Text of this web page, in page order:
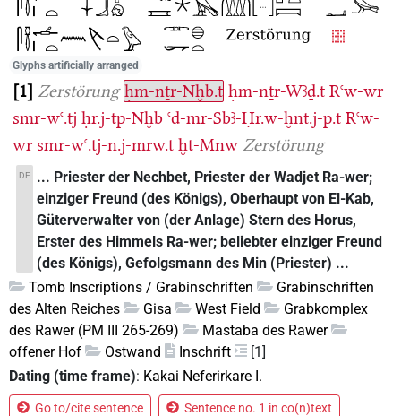
Glyphs artificially arranged
1 Zerstörung ḥm-nṯr-Nḫb.t ḥm-nṯr-Wꜣḏ.t Rꜥw-wr
smr-wꜥ.tj ḥr.j-tp-Nḫb ꜥḏ-mr-Sbꜣ-Ḥr.w-ḫnt.j-p.t Rꜥw-
wr smr-wꜥ.tj-n.j-mrw.t ḫt-Mnw Zerstörung
DE
... Priester der Nechbet, Priester der Wadjet Ra-wer;
einziger Freund (des Königs), Oberhaupt von El-Kab,
Güterverwalter von (der Anlage) Stern des Horus,
Erster des Himmels Ra-wer; beliebter einziger Freund
(des Königs), Gefolgsmann des Min (Priester) ...
Tomb Inscriptions / Grabinschriften
Grabinschriften
des Alten Reiches
Gisa West Field
Grabkomplex
des Rawer (PM III 265-269)
Mastaba des Rawer
offener Hof
Ostwand Inschrift
[1]
Dating (time frame): Kakai Neferirkare I.
Go to/cite sentence Sentence no. 1 in co(n)text